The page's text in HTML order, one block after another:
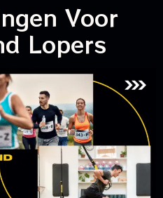
Voor
Lopers